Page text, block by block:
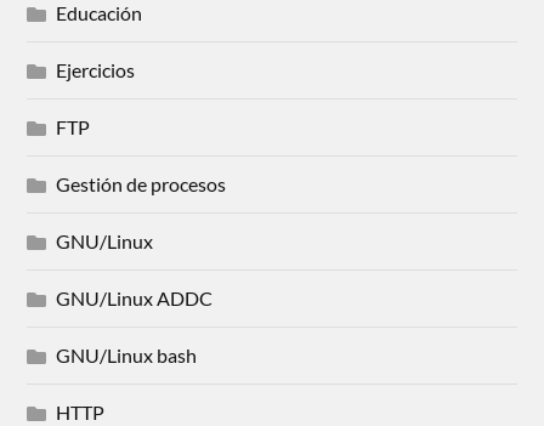
Educación
Ejercicios
FTP
Gestión de procesos
GNU/Linux
GNU/Linux ADDC
GNU/Linux bash
HTTP